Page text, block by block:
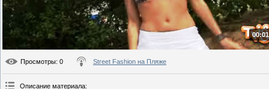
Просмотры: 0 Street Fashion на Пляже
Описание материала: